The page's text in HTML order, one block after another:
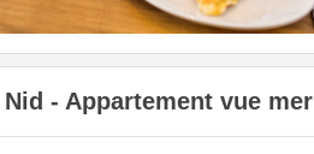
- Appartement vue mer